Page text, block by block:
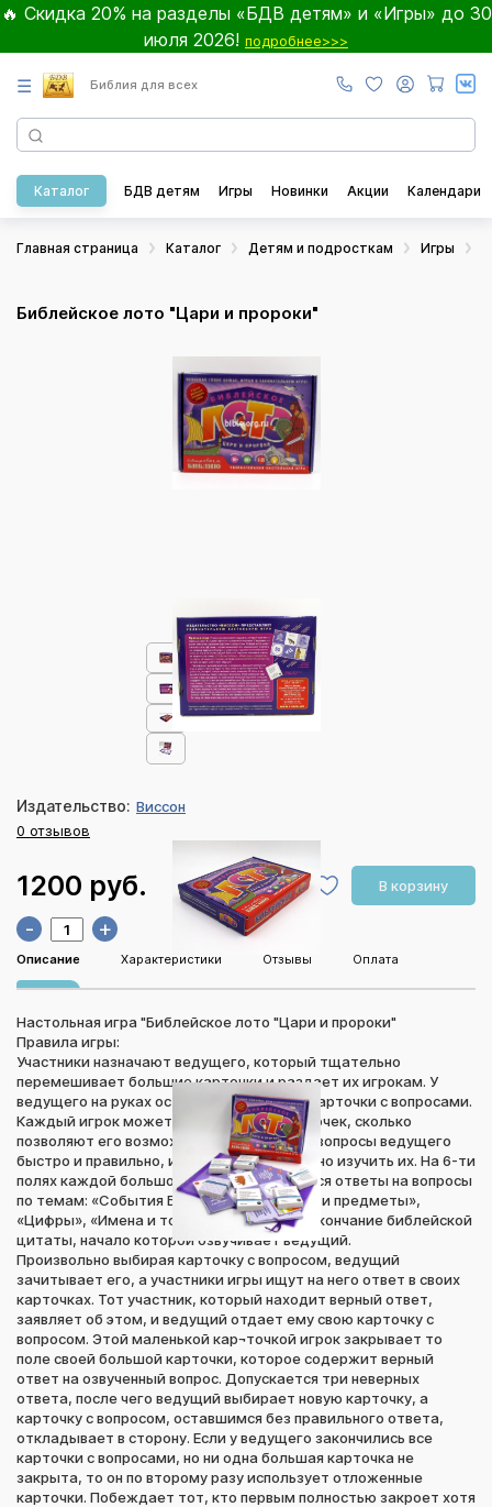
🔥 Скидка 20% на разделы «БДВ детям» и «Игры» до 30
июля 2026! подробнее>>>
☰ Библия для всех
Каталог БДВ детям Игры Новинки Акции Календари
Главная страница Каталог Детям и подросткам Игры
Библейское лото "Цари и пророки"
Издательство: Виссон
0 отзывов
1200 руб. В корзину
- +
Описание Характеристики Отзывы Оплата
Настольная игра "Библейское лото "Цари и пророки"
Правила игры:
Участники назначают ведущего, который тщательно
перемешивает большие карточки и раздает их игрокам. У
ведущего на руках остаются маленькие карточки с вопросами.
Каждый игрок может взять столько карточек, сколько
позволяют его возможности отвечать на вопросы ведущего
быстро и правильно, и должен внимательно изучить их. На 6-ти
полях каждой большой карточки находятся ответы на вопросы
по темам: «События Библии», «Животные и предметы»,
«Цифры», «Имена и топонимы», а также окончание библейской
цитаты, начало которой озвучивает ведущий.
Произвольно выбирая карточку с вопросом, ведущий
зачитывает его, а участники игры ищут на него ответ в своих
карточках. Тот участник, который находит верный ответ,
заявляет об этом, и ведущий отдает ему свою карточку с
вопросом. Этой маленькой кар¬точкой игрок закрывает то
поле своей большой карточки, которое содержит верный
ответ на озвученный вопрос. Допускается три неверных
ответа, после чего ведущий выбирает новую карточку, а
карточку с вопросом, оставшимся без правильного ответа,
откладывает в сторону. Если у ведущего закончились все
карточки с вопросами, но ни одна большая карточка не
закрыта, то он по второму разу использует отложенные
карточки. Побеждает тот, кто первым полностью закроет хотя